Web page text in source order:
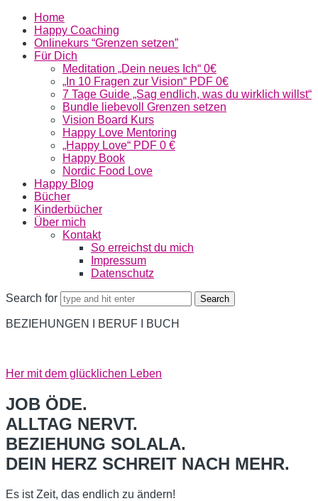
Home
Happy Coaching
Onlinekurs “Grenzen setzen”
Für Dich
Meditation „Dein neues Ich“ 0€
„In 10 Fragen zur Vision“ PDF 0€
7 Tage Guide „Sag endlich, was du wirklich willst“
Bundle liebevoll Grenzen setzen
Vision Board Kurs
Happy Love Mentoring
„Happy Love“ PDF 0 €
Happy Book
Nordic Food Love
Happy Blog
Bücher
Kinderbücher
Über mich
Kontakt
So erreichst du mich
Impressum
Datenschutz
Search for
BEZIEHUNGEN I BERUF I BUCH
Her mit dem glücklichen Leben
JOB ÖDE.
ALLTAG NERVT.
BEZIEHUNG SOLALA.
DEIN HERZ SCHREIT NACH MEHR.
Es ist Zeit, das endlich zu ändern!